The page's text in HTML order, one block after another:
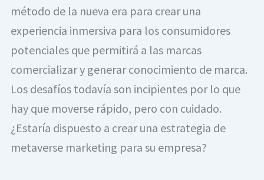
método de la nueva era para crear una
experiencia inmersiva para los consumidores
potenciales que permitirá a las marcas
comercializar y generar conocimiento de marca.
Los desafíos todavía son incipientes por lo que
hay que moverse rápido, pero con cuidado.
¿Estaría dispuesto a crear una estrategia de
metaverse marketing para su empresa?